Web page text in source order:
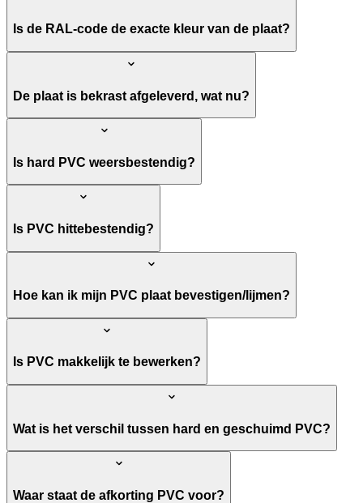
Is de RAL-code de exacte kleur van de plaat?
De plaat is bekrast afgeleverd, wat nu?
Is hard PVC weersbestendig?
Is PVC hittebestendig?
Hoe kan ik mijn PVC plaat bevestigen/lijmen?
Is PVC makkelijk te bewerken?
Wat is het verschil tussen hard en geschuimd PVC?
Waar staat de afkorting PVC voor?